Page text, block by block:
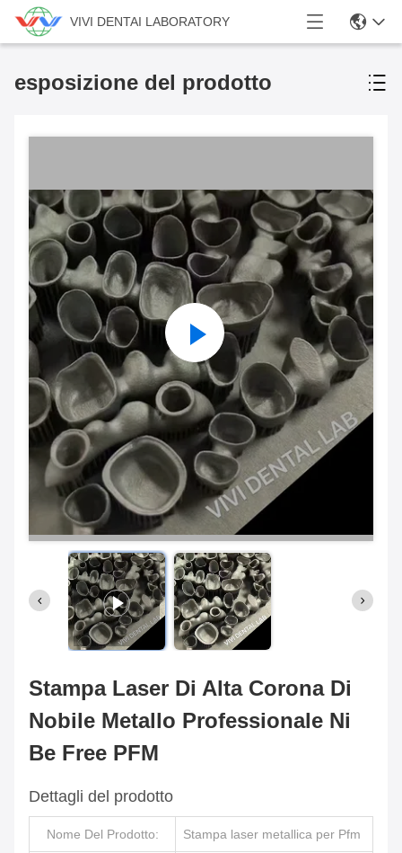
VIVI DENTAI LABORATORY
esposizione del prodotto
Stampa Laser Di Alta Corona Di
Nobile Metallo Professionale Ni
Be Free PFM
Dettagli del prodotto
Nome Del Prodotto: Stampa laser metallica per Pfm